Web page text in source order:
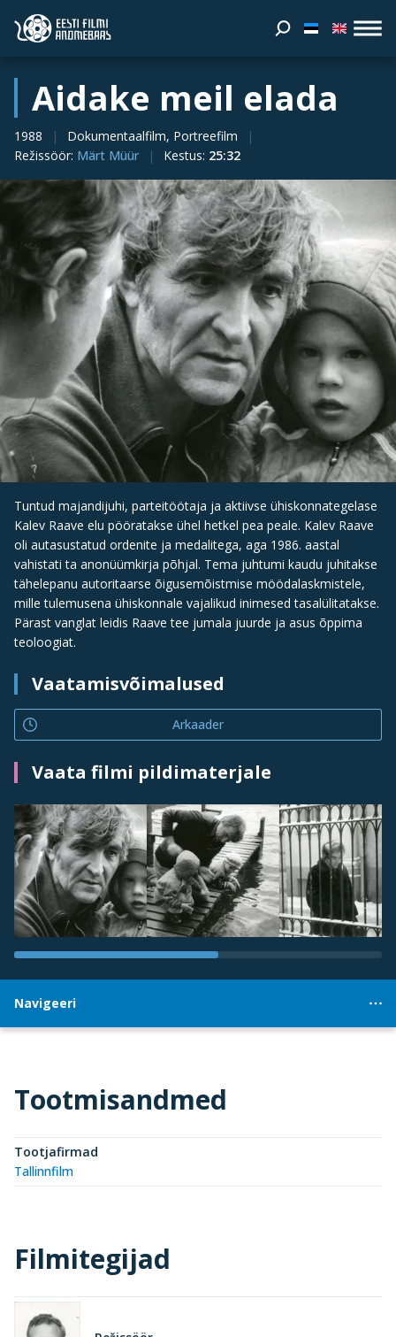
Aidake meil elada
1988
Dokumentaalfilm, Portreefilm
Režissöör: Märt Müür Kestus: 25:32
Tuntud majandijuhi, parteitöötaja ja aktiivse ühiskonnategelase
Kalev Raave elu pööratakse ühel hetkel pea peale. Kalev Raave
oli autasustatud ordenite ja medalitega, aga 1986. aastal
vahistati ta anonüümkirja põhjal. Tema juhtumi kaudu juhitakse
tähelepanu autoritaarse õigusemõistmise möödalaskmistele,
mille tulemusena ühiskonnale vajalikud inimesed tasalülitatakse.
Pärast vanglat leidis Raave tee jumala juurde ja asus õppima
teoloogiat.
Vaatamisvõimalused
Arkaader
Vaata filmi pildimaterjale
Navigeeri
Tootmisandmed
Tootjafirmad
Tallinnfilm
Filmitegijad